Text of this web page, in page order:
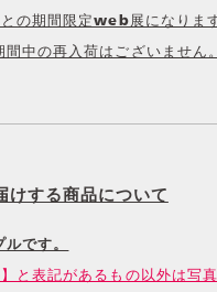
の期間限定web展になりま
間中の再入荷はございません。
けする商品について
です。
と表記があるもの以外は写